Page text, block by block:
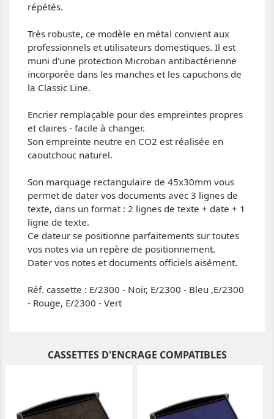
répétés.
Très robuste, ce modèle en métal convient aux
professionnels et utilisateurs domestiques. Il est
muni d'une protection Microban antibactérienne
incorporée dans les manches et les capuchons de
la Classic Line.
Encrier remplaçable pour des empreintes propres
et claires - facile à changer.
Son empreinte neutre en CO2 est réalisée en
caoutchouc naturel.
Son marquage rectangulaire de 45x30mm vous
permet de dater vos documents avec 3 lignes de
texte, dans un format : 2 lignes de texte + date + 1
ligne de texte.
Ce dateur se positionne parfaitements sur toutes
vos notes via un repère de positionnement.
Dater vos notes et documents officiels aisément.
Réf. cassette : E/2300 - Noir, E/2300 - Bleu ,E/2300
- Rouge, E/2300 - Vert
CASSETTES D'ENCRAGE COMPATIBLES